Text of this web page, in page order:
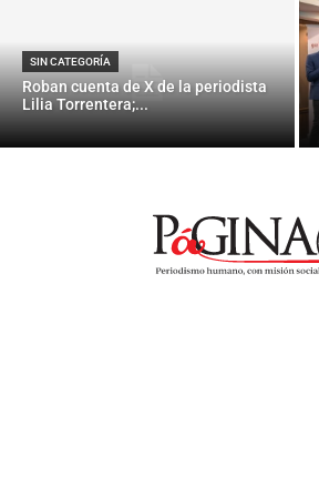
SIN CATEGORÍA
Roban cuenta de X de la periodista
Lilia Torrentera;...